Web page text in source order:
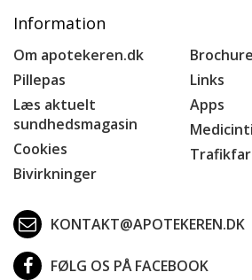
Information
Om apotekeren.dk
Pillepas
Læs aktuelt
sundhedsmagasin
Cookies
Bivirkninger
Links
Apps
KONTAKT@APOTEKEREN.DK
FØLG OS PÅ FACEBOOK